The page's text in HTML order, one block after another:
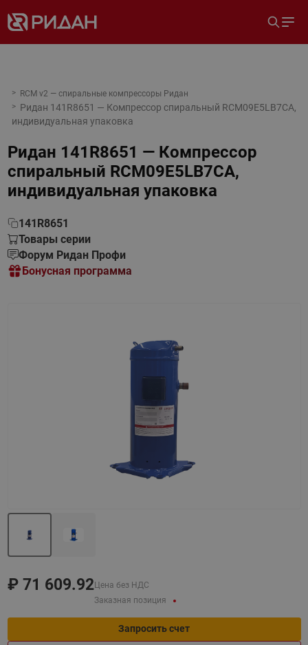
RCM v2 — спиральные компрессоры Ридан
Ридан 141R8651 — Компрессор спиральный RCM09E5LB7CA,
индивидуальная упаковка
Ридан 141R8651 — Компрессор
спиральный RCM09E5LB7CA,
индивидуальная упаковка
141R8651
Товары серии
Форум Ридан Профи
Бонусная программа
₽ 71 609.92Цена без НДС
Заказная позиция
Запросить счет